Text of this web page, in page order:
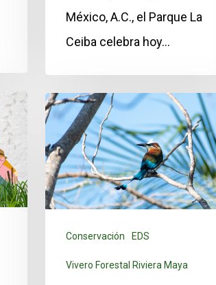
México, A.C., el Parque La
Ceiba celebra hoy…
Conservación EDS
Vivero Forestal Riviera Maya